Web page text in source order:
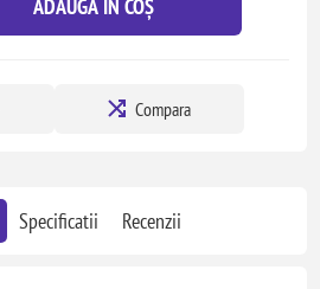
ADAUGĂ ÎN COȘ
Compara
Specificatii Recenzii